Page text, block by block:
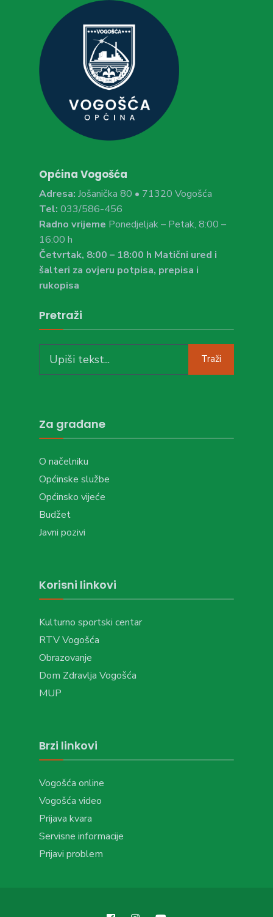
Općina Vogošća
Adresa: Jošanička 80 • 71320 Vogošća
Tel: 033/586-456
Radno vrijeme Ponedjeljak – Petak, 8:00 –
16:00 h
Četvrtak, 8:00 – 18:00 h Matični ured i
šalteri za ovjeru potpisa, prepisa i
rukopisa
Pretraži
for:
Traži
Za građane
O načelniku
Općinske službe
Općinsko vijeće
Budžet
Javni pozivi
Korisni linkovi
Kulturno sportski centar
RTV Vogošća
Obrazovanje
Dom Zdravlja Vogošća
MUP
Brzi linkovi
Vogošća online
Vogošća video
Prijava kvara
Servisne informacije
Prijavi problem